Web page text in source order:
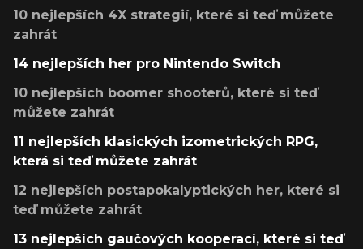
10 nejlepších 4X strategií, které si teď můžete
zahrát
14 nejlepších her pro Nintendo Switch
10 nejlepších boomer shooterů, které si teď
můžete zahrát
11 nejlepších klasických izometrických RPG,
která si teď můžete zahrát
12 nejlepších postapokalyptických her, které si
teď můžete zahrát
13 nejlepších gaučových kooperací, které si teď